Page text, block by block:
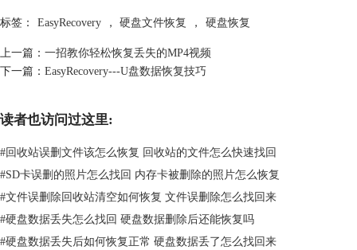
图2：硬盘监控功能启动界面
面（如图3所示），可以看到有磁盘状态、SMART状态、磁盘分区、扫描
首先是磁盘状态功能，在该功能中可以查看磁盘的温度、性能百分比以及
健康百分比数据，帮助用户实时了解电脑磁盘状态（如图3所示）。
标签： EasyRecovery ， 硬盘文件恢复 ， 硬盘恢复
上一篇： 一招教你轻松恢复丢失的MP4视频
下一篇： EasyRecovery---U盘数据恢复技巧
读者也访问过这里:
#回收站误删文件该怎么恢复 回收站的文件怎么快速找回
#SD卡误删的照片怎么找回 内存卡被删除的照片怎么恢复
#文件误删除回收站清空如何恢复 文件误删除怎么找回来
#硬盘数据丢失怎么找回 硬盘数据删除后还能恢复吗
#硬盘数据丢失后如何恢复正常 硬盘数据丢了怎么找回来